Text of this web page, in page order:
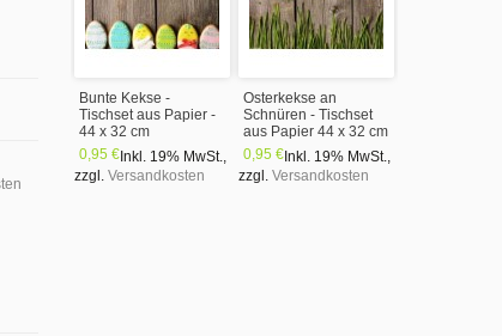
Bunte Kekse -
Tischset aus Papier -
44 x 32 cm
0,95 € Inkl. 19% MwSt.,
zzgl. Versandkosten
Osterkekse an
Schnüren - Tischset
aus Papier 44 x 32 cm
0,95 € Inkl. 19% MwSt.,
zzgl. Versandkosten